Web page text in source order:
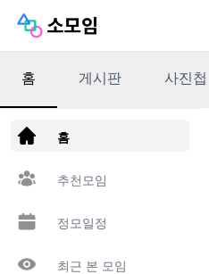
앱 다운로드
홈
추천모임
정모일정
최근 본 모임
홈 게시판 사진첩